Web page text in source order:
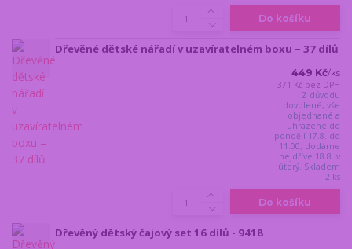
Do košíku
Dřevěné dětské nářadí v uzavíratelném boxu – 37 dílů
449 Kč/ks
371 Kč bez DPH
Z důvodu
dovolené, vše
objednané a
uhrazené do
pondělí 17.8. do
11:00, dodáme
nejdříve 18.8. v
úterý. Skladem
2 ks
Do košíku
Dřevěný dětský čajový set 16 dílů - 9418